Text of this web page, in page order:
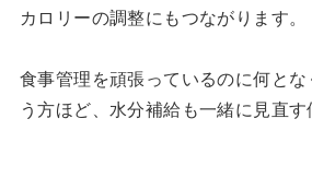
カロリーの調整にもつながります。
食事管理を頑張っているのに何と
う方ほど、水分補給も一緒に見直す